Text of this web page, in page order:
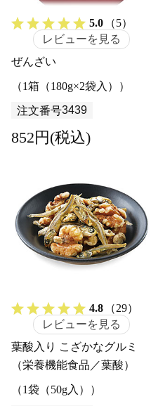
5.0
（5）
レビューを見る
ぜんざい
（1箱（180g×2袋入））
注文番号3439
852円(税込)
4.8
（29）
レビューを見る
葉酸入り こざかなグルミ
（栄養機能食品／葉酸）
（1袋（50g入））